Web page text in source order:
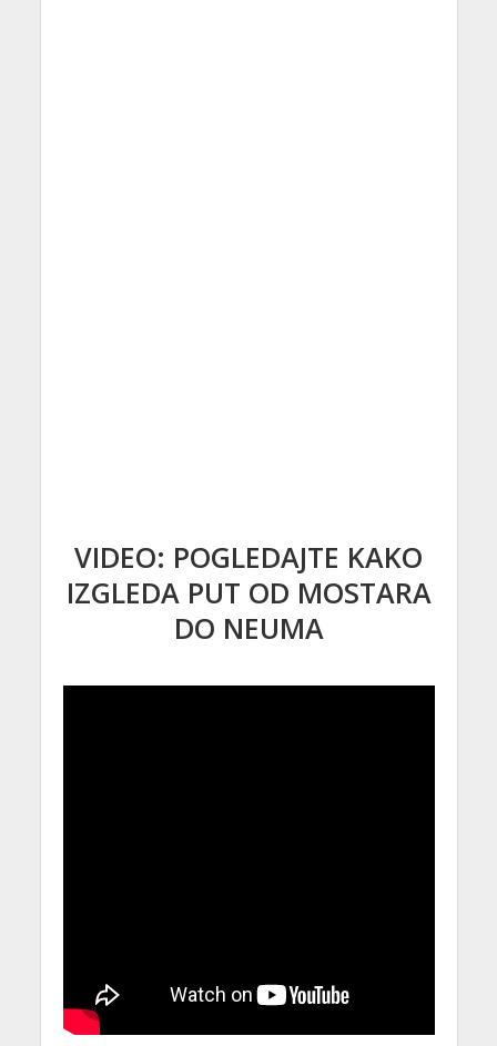
VIDEO: POGLEDAJTE KAKO
IZGLEDA PUT OD MOSTARA
DO NEUMA